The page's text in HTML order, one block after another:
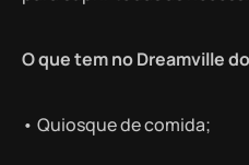
O que tem no Dreamville
• Quiosque de comida;